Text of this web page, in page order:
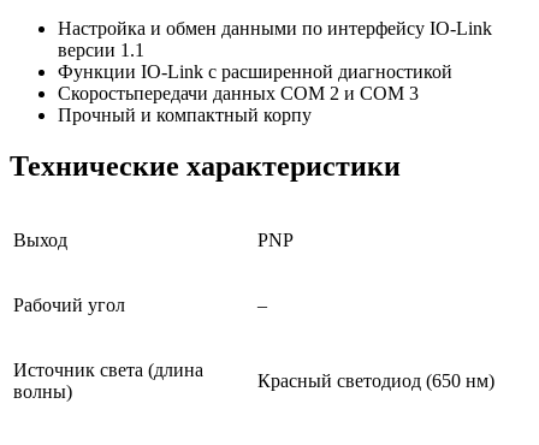
Настройка и обмен данными по интерфейсу IO-Link
версии 1.1
Функции IO-Link с расширенной диагностикой
Скоростьпередачи данных COM 2 и COM 3
Прочный и компактный корпу
Технические характеристики
Выход PNP
Рабочий угол –
Источник света (длина
волны)
Красный светодиод (650 нм)